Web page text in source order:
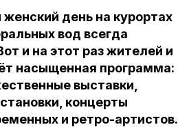
день на курортах
вод всегда
и на этот раз жителей и
насыщенная программа:
выставки,
концерты
и ретро-артистов.